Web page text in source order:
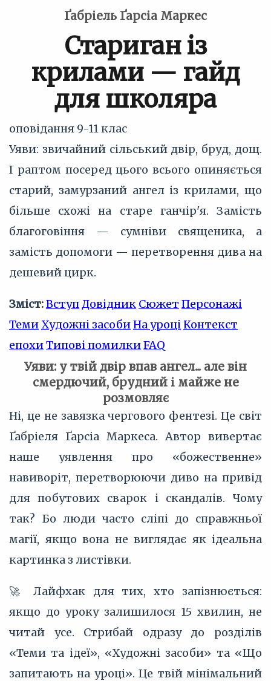
Ґабріель Ґарсіа Маркес
Стариган із
крилами — гайд
для школяра
оповідання 9-11 клас
Уяви: звичайний сільський двір, бруд, дощ.
І раптом посеред цього всього опиняється
старий, замурзаний ангел із крилами, що
більше схожі на старе ганчір'я. Замість
благоговіння — сумніви священика, а
замість допомоги — перетворення дива на
дешевий цирк.
Зміст:ВступДовідник Сюжет Персонажі
ТемиХудожні засобиНа уроці Контекст
епохиТипові помилкиFAQ
Уяви: у твій двір впав ангел... але він
смердючий, брудний і майже не
розмовляє
Ні, це не завязка чергового фентезі. Це світ
Ґабріеля Ґарсіа Маркеса. Автор вивертає
наше уявлення про «божественне»
навиворіт, перетворюючи диво на привід
для побутових сварок і скандалів. Чому
так? Бо люди часто сліпі до справжньої
магії, якщо вона не виглядає як ідеальна
картинка з листівки.
🚀 Лайфхак для тих, хто запізнюється:
якщо до уроку залишилося 15 хвилин, не
читай усе. Стрибай одразу до розділів
«Теми та ідеї», «Художні засоби» та «Що
запитають на уроці». Це твій мінімальний